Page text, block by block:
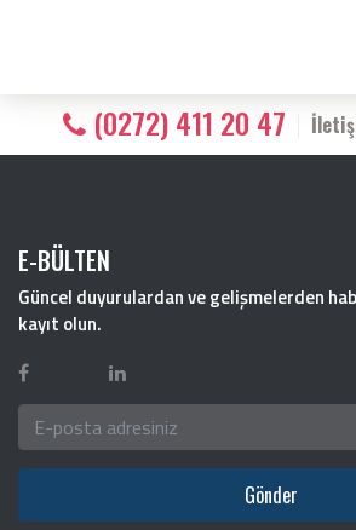
(0272) 411 20 47
E-BÜLTEN
Güncel duyurulardan ve gelişmelerden
kayıt olun.
Gönder